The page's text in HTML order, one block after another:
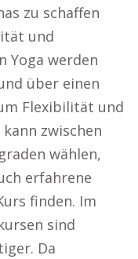
zu schaffen
und
Yoga werden
über einen
Flexibilität und
zwischen
wählen,
erfahrene
finden. Im
sind
Da